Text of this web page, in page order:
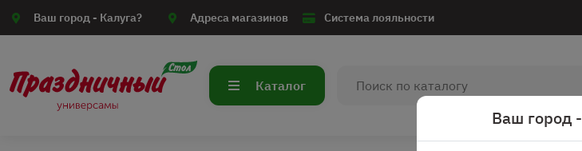
Ваш город - Калуга? Адреса магазинов Система лояльности
Каталог
Ваш город -